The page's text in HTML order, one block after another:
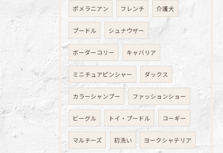
ポメラニアン フレンチ 介護犬
プードル シュナウザー
ボーダーコリー キャバリア
ミニチュアピンシャー ダックス
カラーシャンプー ファッションショー
ビーグル トイ・プードル コーギー
マルチーズ 初洗い ヨークシャテリア